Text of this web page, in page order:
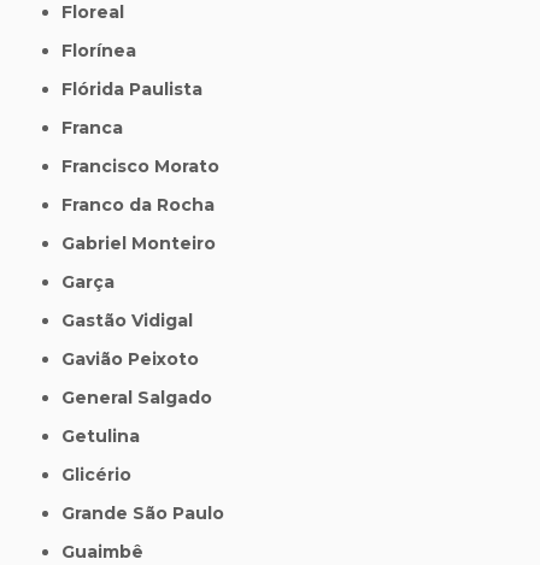
Floreal
Florínea
Flórida Paulista
Franca
Francisco Morato
Franco da Rocha
Gabriel Monteiro
Garça
Gastão Vidigal
Gavião Peixoto
General Salgado
Getulina
Glicério
Grande São Paulo
Guaimbê